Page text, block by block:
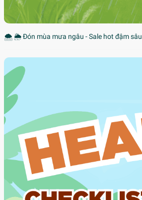
🌨 🌦 Đón mùa mưa ngâu - Sale hot đậm sâu